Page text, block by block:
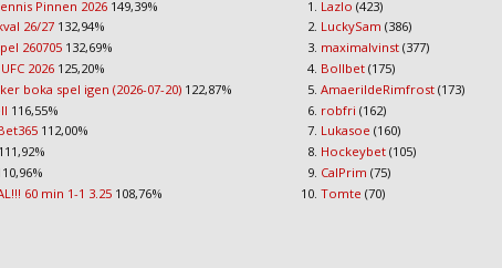
Pinnen 2026 149,39%
26/27 132,94%
260705 132,69%
2026 125,20%
boka spel igen (2026-07-20) 122,87%
116,55%
112,00%
111,92%
60 min 1-1 3.25 108,76%
Lazlo (423)
LuckySam (386)
maximalvinst (377)
Bollbet (175)
AmaerildeRimfrost (173)
robfri (162)
Lukasoe (160)
Hockeybet (105)
CalPrim (75)
Tomte (70)